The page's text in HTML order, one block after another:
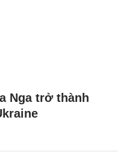
Nga trở thành